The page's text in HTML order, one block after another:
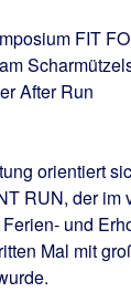
FIT
After Run
orientiert
RUN, der im
und
Mal mit